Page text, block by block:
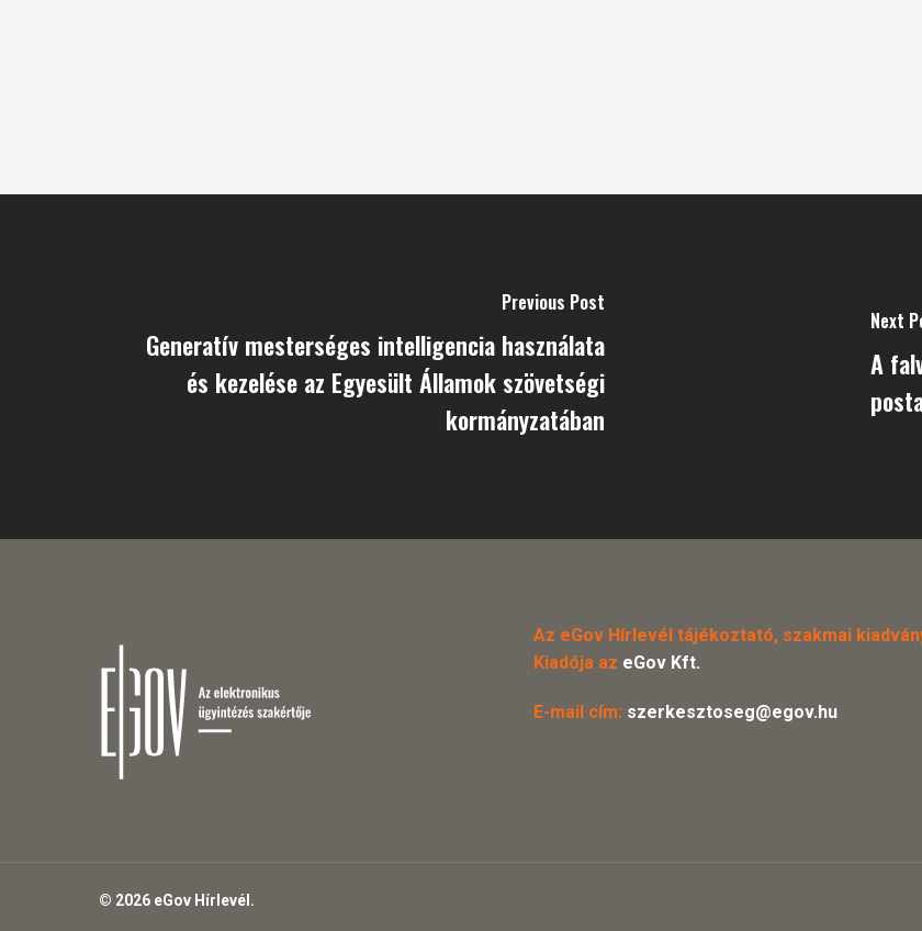
Previous Post
Generatív mesterséges intelligencia használata
és kezelése az Egyesült Államok szövetségi
kormányzatában
Next
A
Az eGov Hírlevél tájékoztató, szakmai
Kiadója az eGov Kft.
E-mail cím: szerkesztoseg@egov.hu
© 2026 eGov Hírlevél.